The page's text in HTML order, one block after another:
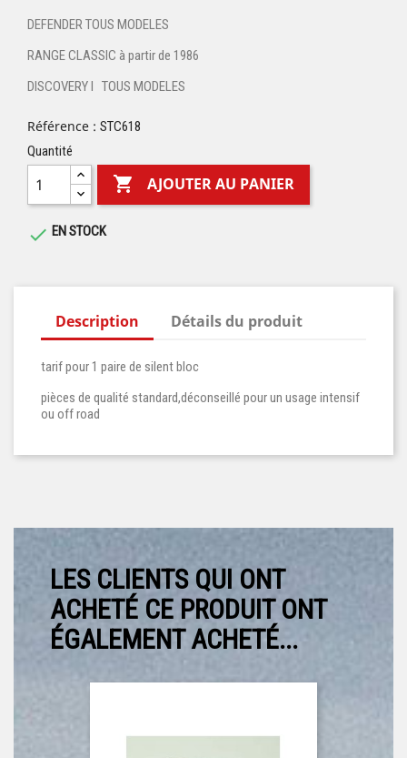
DEFENDER TOUS MODELES
RANGE CLASSIC à partir de 1986
DISCOVERY I TOUS MODELES
Référence : STC618
Quantité
 AJOUTER AU PANIER
 EN STOCK
Description Détails du produit
tarif pour 1 paire de silent bloc
pièces de qualité standard,déconseillé pour un usage intensif
ou off road
LES CLIENTS QUI ONT
ACHETÉ CE PRODUIT ONT
ÉGALEMENT ACHETÉ...